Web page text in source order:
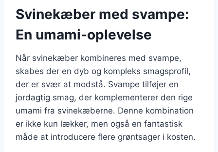
Svinekæber med svampe:
En umami-oplevelse
Når svinekæber kombineres med svampe,
skabes der en dyb og kompleks smagsprofil,
der er svær at modstå. Svampe tilføjer en
jordagtig smag, der komplementerer den rige
umami fra svinekæberne. Denne kombination
er ikke kun lækker, men også en fantastisk
måde at introducere flere grøntsager i kosten.